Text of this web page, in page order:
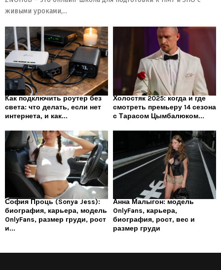
живыми уроками,...
Как подключить роутер без
света: что делать, если нет
интернета, и как...
Холостяк 2025: когда и где
смотреть премьеру 14 сезона
с Тарасом Цымбалюком...
София Проць (Sonya Jess):
биография, карьера, модель
OnlyFans, размер груди, рост
и...
Анна Малыгон: модель
OnlyFans, карьера,
биография, рост, вес и
размер груди